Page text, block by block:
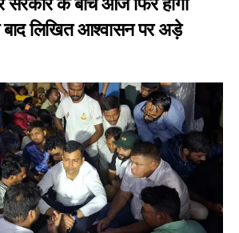
लिखित आश्वासन पर अड़े